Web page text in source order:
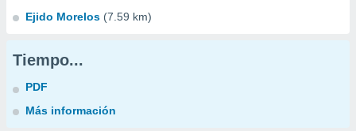
Ejido Morelos (7.59 km)
Tiempo...
PDF
Más información